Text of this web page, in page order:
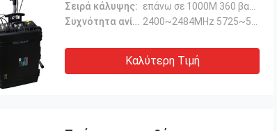
Σειρά κάλυψης:
επάνω σε 1000M 360 βαθμός
Συχνότητα ανίχνευσης:
2400~2484MHz 5725~5850MHz
Καλύτερη Τιμή